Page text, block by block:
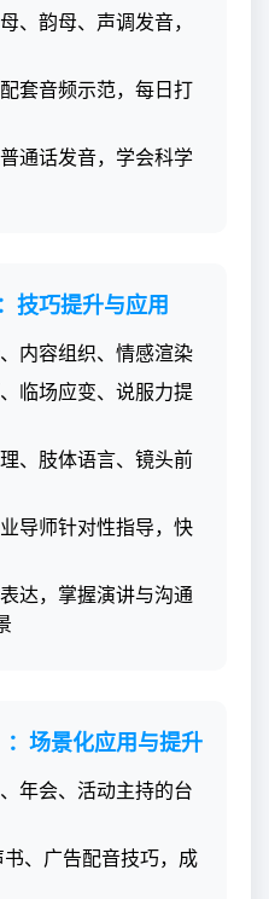
、韵母、声调发音，
套音频示范，每日打
通话发音，学会科学
技巧提升与应用
内容组织、情感渲染
临场应变、说服力提
、肢体语言、镜头前
导师针对性指导，快
达，掌握演讲与沟通
场景化应用与提升
年会、活动主持的台
、广告配音技巧，成